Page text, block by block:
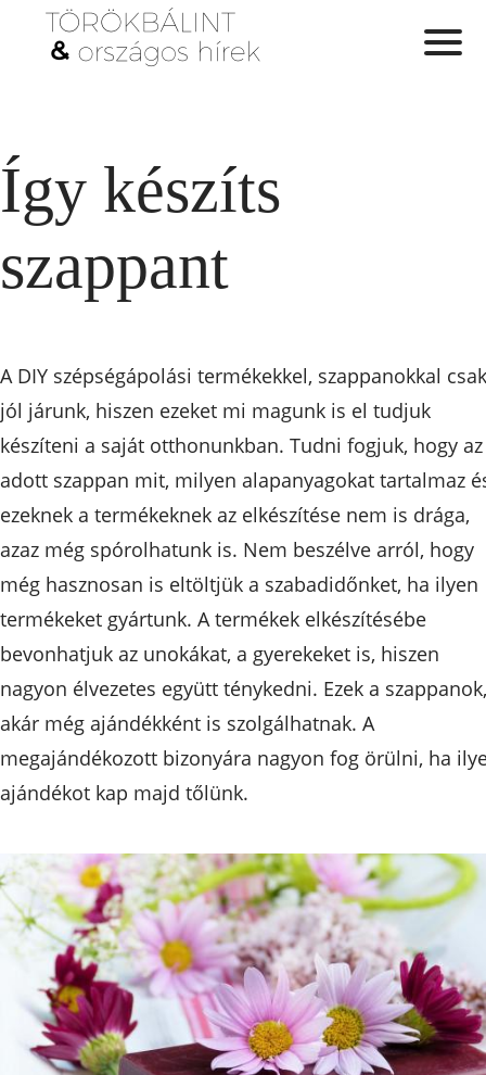
Így készíts
szappant
A DIY szépségápolási termékekkel, szappanokkal
jól járunk, hiszen ezeket mi magunk is el tudjuk
készíteni a saját otthonunkban. Tudni fogjuk, hogy az
adott szappan mit, milyen alapanyagokat tartalmaz
ezeknek a termékeknek az elkészítése nem is drága,
azaz még spórolhatunk is. Nem beszélve arról, hogy
még hasznosan is eltöltjük a szabadidőnket, ha ilyen
termékeket gyártunk. A termékek elkészítésébe
bevonhatjuk az unokákat, a gyerekeket is, hiszen
nagyon élvezetes együtt ténykedni. Ezek a szappanok,
akár még ajándékként is szolgálhatnak. A
megajándékozott bizonyára nagyon fog örülni, ha
ajándékot kap majd tőlünk.